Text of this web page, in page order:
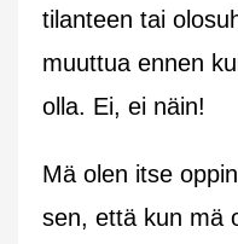
tilanteen tai
muuttua ennen
olla. Ei, ei näin!
Mä olen itse
sen, että kun mä